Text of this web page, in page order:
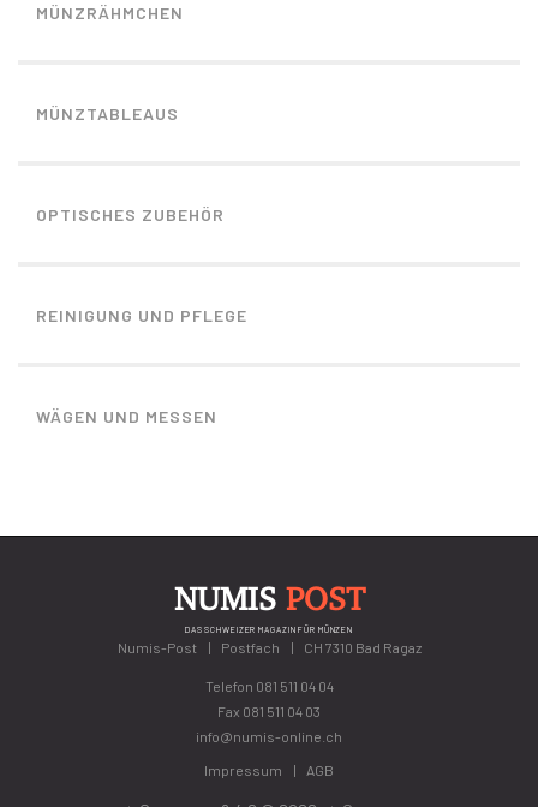
MÜNZRÄHMCHEN
MÜNZTABLEAUS
OPTISCHES ZUBEHÖR
REINIGUNG UND PFLEGE
WÄGEN UND MESSEN
NUMIS POST
DAS SCHWEIZER MAGAZIN FÜR MÜNZEN
Numis-Post Postfach CH 7310 Bad Ragaz
Telefon 081 511 04 04
Fax 081 511 04 03
info@numis-online.ch
Impressum
AGB